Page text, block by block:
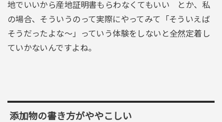
地でいいから産地証明書もらわなくてもいい とか、私
の場合、そういうのって実際にやってみて「そういえば
そうだったよな～」っていう体験をしないと全然定着し
ていかないんですよね。
添加物の書き方がややこしい